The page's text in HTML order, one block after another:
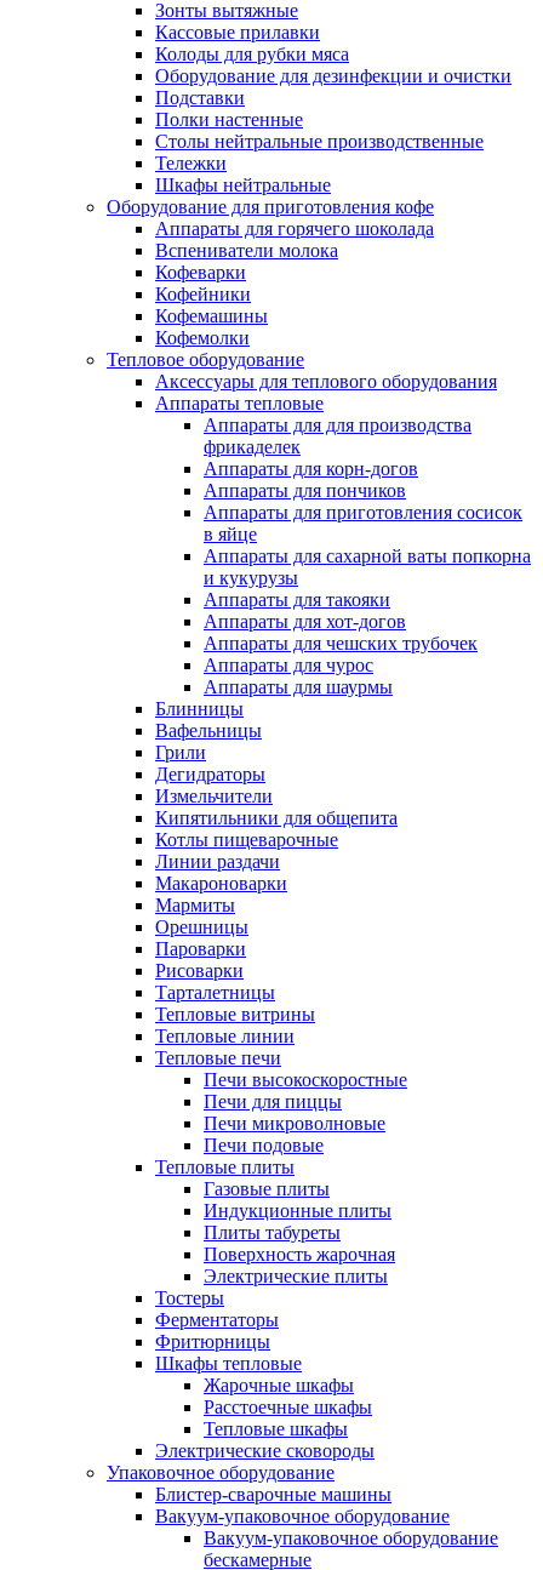
Зонты вытяжные
Кассовые прилавки
Колоды для рубки мяса
Оборудование для дезинфекции и очистки
Подставки
Полки настенные
Столы нейтральные производственные
Тележки
Шкафы нейтральные
Оборудование для приготовления кофе
Аппараты для горячего шоколада
Вспениватели молока
Кофеварки
Кофейники
Кофемашины
Кофемолки
Тепловое оборудование
Аксессуары для теплового оборудования
Аппараты тепловые
Аппараты для для производства
фрикаделек
Аппараты для корн-догов
Аппараты для пончиков
Аппараты для приготовления сосисок
в яйце
Аппараты для сахарной ваты попкорна
и кукурузы
Аппараты для такояки
Аппараты для хот-догов
Аппараты для чешских трубочек
Аппараты для чурос
Аппараты для шаурмы
Блинницы
Вафельницы
Грили
Дегидраторы
Измельчители
Кипятильники для общепита
Котлы пищеварочные
Линии раздачи
Макароноварки
Мармиты
Орешницы
Пароварки
Рисоварки
Тарталетницы
Тепловые витрины
Тепловые линии
Тепловые печи
Печи высокоскоростные
Печи для пиццы
Печи микроволновые
Печи подовые
Тепловые плиты
Газовые плиты
Индукционные плиты
Плиты табуреты
Поверхность жарочная
Электрические плиты
Тостеры
Ферментаторы
Фритюрницы
Шкафы тепловые
Жарочные шкафы
Расстоечные шкафы
Тепловые шкафы
Электрические сковороды
Упаковочное оборудование
Блистер-сварочные машины
Вакуум-упаковочное оборудование
Вакуум-упаковочное оборудование
беcкамерные